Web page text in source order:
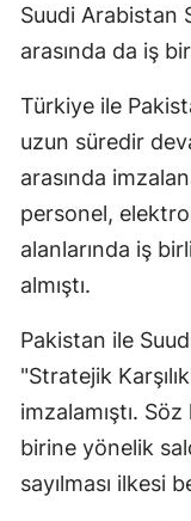
Suudi Arabistan
arasında da iş
Türkiye ile
uzun süredir
arasında
personel,
alanlarında iş
almıştı.
Pakistan ile
"Stratejik
imzalamıştı.
birine yönelik
sayılması ilkesi